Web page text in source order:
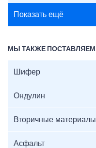
Показать ещё
МЫ ТАКЖЕ ПОСТАВЛЯЕМ
Шифер
Ондулин
Вторичные материалы
Асфальт